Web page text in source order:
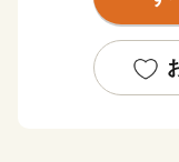
まな支援策を展
なまちづくりを